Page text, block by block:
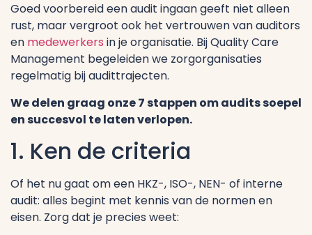
Goed voorbereid een audit ingaan geeft niet alleen
rust, maar vergroot ook het vertrouwen van auditors
en medewerkers in je organisatie. Bij Quality Care
Management begeleiden we zorgorganisaties
regelmatig bij audittrajecten.
We delen graag onze 7 stappen om audits soepel
en succesvol te laten verlopen.
1. Ken de criteria
Of het nu gaat om een HKZ-, ISO-, NEN- of interne
audit: alles begint met kennis van de normen en
eisen. Zorg dat je precies weet: